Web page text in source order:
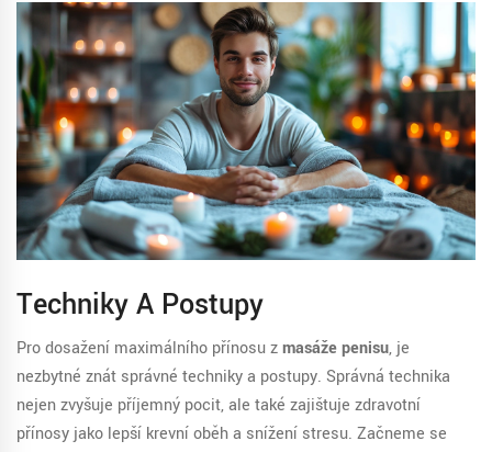
Techniky A Postupy
Pro dosažení maximálního přínosu zmasáže penisu, je
nezbytné znát správné techniky a postupy. Správná technika
nejen zvyšuje příjemný pocit, ale také zajišťuje zdravotní
přínosy jako lepší krevní oběh a snížení stresu. Začneme se